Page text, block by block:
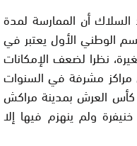
السلاك أن الممارسة لمدة
الوطني الأول يعتبر في
نظرا لضعف الإمكانات
مراكز مشرفة في السنوات
كأس العرش بمدينة مراكش
خنيفرة ولم ينهزم فيها إلا